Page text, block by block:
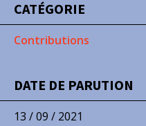
CATÉGORIE
Contributions
DATE DE PARUTION
13 / 09 / 2021